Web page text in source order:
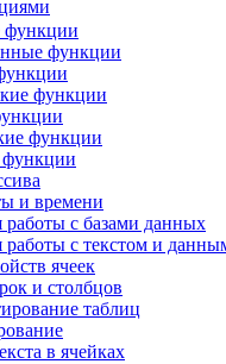
функции
функции
функции
и времени
с базами данных
с текстом и
ячеек
и столбцов
таблиц
в ячейках